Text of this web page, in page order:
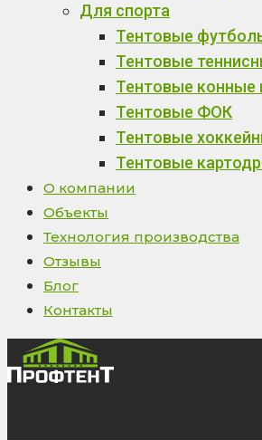
Для спорта
Тентовые
Тентовые
Тентовые конные
Тентовые ФОК
Тентовые
Тентовые
О компании
Объекты
Технология производства
Отзывы
Блог
Контакты